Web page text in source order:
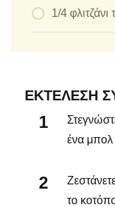
1/4 φλιτζάνι
ΕΚΤΈΛΕΣΗ
ένα μπολ
το